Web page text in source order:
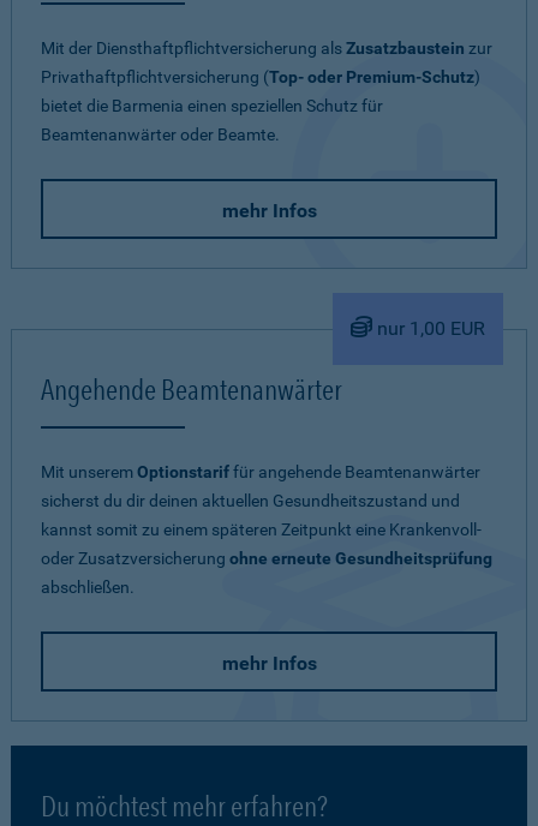
Mit der Diensthaftpflichtversicherung alsZusatzbaustein zur
Privathaftpflichtversicherung (Top- oder Premium-Schutz)
bietet die Barmenia einen speziellen Schutz für
Beamtenanwärter oder Beamte.
mehr Infos
nur 1,00 EUR
Angehende Beamtenanwärter
Mit unseremOptionstariffür angehende Beamtenanwärter
sicherst du dir deinen aktuellen Gesundheitszustand und
kannst somit zu einem späteren Zeitpunkt eine Krankenvoll-
oder Zusatzversicherung ohne erneute Gesundheitsprüfung
abschließen.
mehr Infos
Du möchtest mehr erfahren?